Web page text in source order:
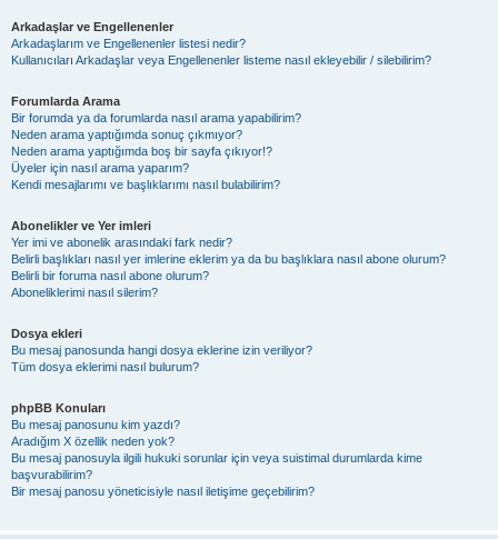
Arkadaşlar ve Engellenenler
Arkadaşlarım ve Engellenenler listesi nedir?
Kullanıcıları Arkadaşlar veya Engellenenler listeme nasıl ekleyebilir / silebilirim?
Forumlarda Arama
Bir forumda ya da forumlarda nasıl arama yapabilirim?
Neden arama yaptığımda sonuç çıkmıyor?
Neden arama yaptığımda boş bir sayfa çıkıyor!?
Üyeler için nasıl arama yaparım?
Kendi mesajlarımı ve başlıklarımı nasıl bulabilirim?
Abonelikler ve Yer imleri
Yer imi ve abonelik arasındaki fark nedir?
Belirli başlıkları nasıl yer imlerine eklerim ya da bu başlıklara nasıl abone olurum?
Belirli bir foruma nasıl abone olurum?
Aboneliklerimi nasıl silerim?
Dosya ekleri
Bu mesaj panosunda hangi dosya eklerine izin veriliyor?
Tüm dosya eklerimi nasıl bulurum?
phpBB Konuları
Bu mesaj panosunu kim yazdı?
Aradığım X özellik neden yok?
Bu mesaj panosuyla ilgili hukuki sorunlar için veya suistimal durumlarda kime
başvurabilirim?
Bir mesaj panosu yöneticisiyle nasıl iletişime geçebilirim?